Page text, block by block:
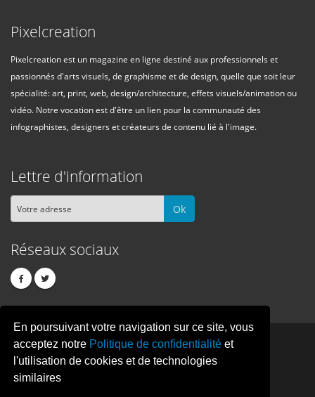
En poursuivant votre navigation sur ce site, vous
acceptez notre Politique de confidentialité et
l'utilisation de cookies et de technologies
similaires
Pixelcreation
Pixelcreation est un magazine en ligne destiné aux professionnels et
passionnés d'arts visuels, de graphisme et de design, quelle que soit leur
spécialité: art, print, web, design/architecture, effets visuels/animation ou
vidéo. Notre vocation est d'être un lien pour la communauté des
infographistes, designers et créateurs de contenu lié à l'image.
Lettre d'information
Ok
Réseaux sociaux
PIXELCREATION